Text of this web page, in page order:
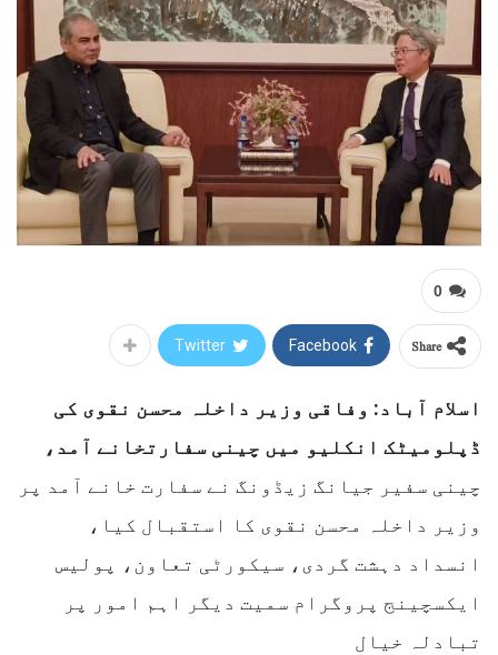
0
Share
Facebook
Twitter
اسلام آباد: وفاقی وزیر داخلہ محسن نقوی کی
ڈپلومیٹک انکلیو میں چینی سفارتخانے آمد،
‎‎چینی سفیر جیانگ زیڈونگ نے سفارت خانے آمد پر
وزیر داخلہ محسن نقوی کا استقبال کیا،
‎‎‎انسداد دہشت گردی، سیکورٹی تعاون، پولیس
ایکسچینج پروگرام سمیت دیگر اہم امور پر
تبادلہ خیال